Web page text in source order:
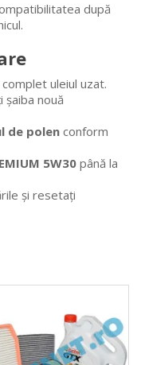
după
uleiul uzat.
șaiba nouă
de polen conform
5W30 până la
și resetați